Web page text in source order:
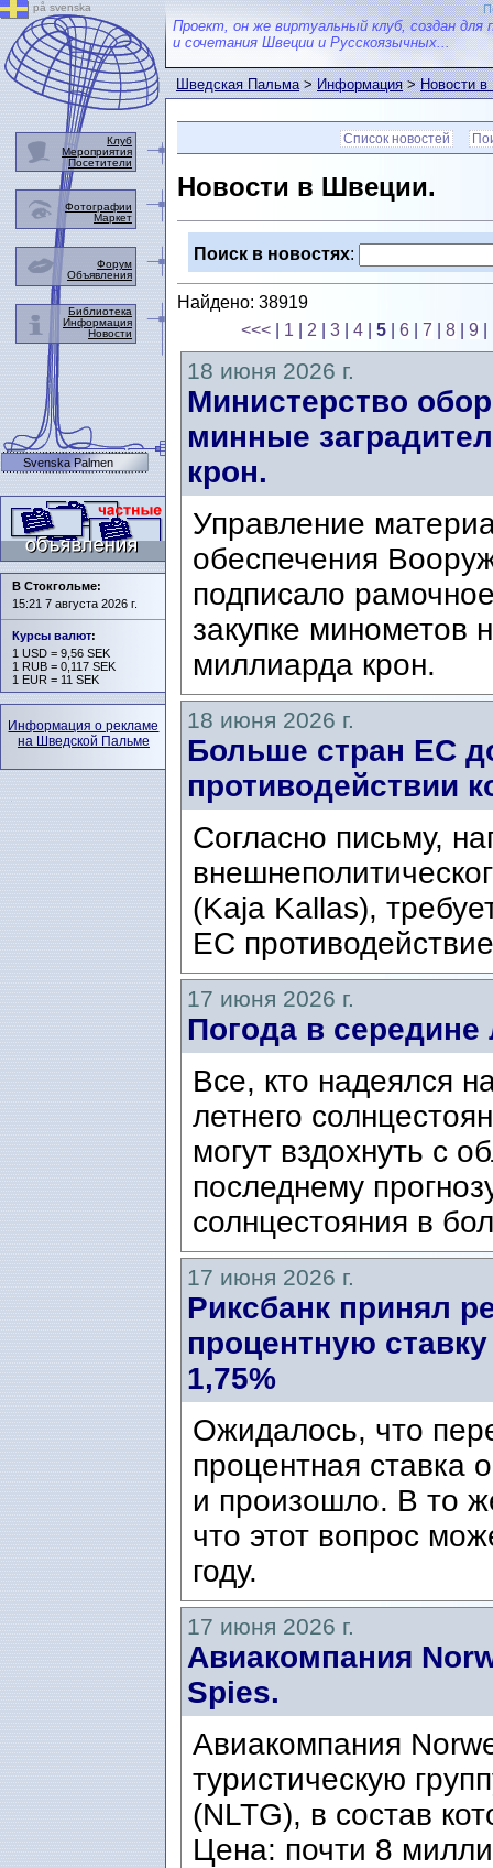
Проект, он же виртуальный клуб, создан для
и сочетания Швеции и Русскоязычных...
Шведская Пальма>Информация>Новости
Список новостей
Новости в Швеции.
Поиск в новостях:
Найдено: 38919
<<<
1 2 |3 |4 |5 |6 |7 |8 |9
18 июня 2026 г.
Министерство
минные
крон.
Управление
обеспечения
подписало
закупке
миллиарда крон.
18 июня 2026 г.
Больше стран ЕС
противодействии
Согласно письму,
(Kaja Kallas),
ЕС
17 июня 2026 г.
Погода в середине
Все, кто надеялся
летнего
могут вздохнуть с
последнему
солнцестояния в
17 июня 2026 г.
Риксбанк принял
процентную
1,75%
Ожидалось, что
процентная ставка
и произошло. В то
что этот вопрос
году.
17 июня 2026 г.
Авиакомпания
Spies.
Авиакомпания
туристическую
(NLTG), в состав
Цена: почти 8
på svenska
Клуб
Мероприятия
Посетители
Фотографии
Маркет
Форум
Объявления
Библиотека
Информация
Новости
Svenska Palmen
В Стокгольме:
15:21 7 августа 2026 г.
Курсы валют:
1 USD = 9,56 SEK
1 RUB = 0,117 SEK
1 EUR = 11 SEK
Информация о рекламе
на Шведской Пальме